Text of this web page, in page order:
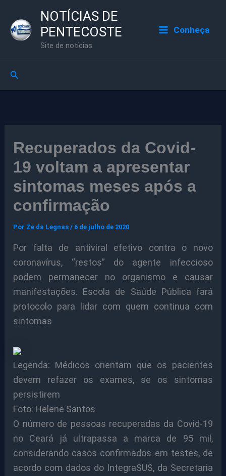
para
NOTÍCIAS DE
PENTECOSTE
Site de notícias
Conheça
Pesquisar
Recuperados da Covid-
19 voltam a apresentar
sintomas meses após a
confirmação
Por Ze da Legnas/ 6 de julho de 2020
Por falta de antiviral efetivo contra o novo
coronavírus, “restos” do agente infeccioso
podem permanecer no organismo e causar
manifestações. Escola de Saúde Pública fará
protocolo para lidar com quem continua com
sintomas
Legenda: Médicos orientam que os pacientes
devem refazer os exames, se os sintomas
persistirem
Foto: Helene Santos
O número de pessoas recuperadas da Covid-19
no Ceará já ultrapassa a marca de 95 mil,
considerando casos confirmados em testes, de
acordo com dados do IntegraSUS, da Secretaria